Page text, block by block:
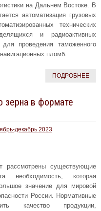
на Дальнем Востоке. В
автоматизация грузовых
технических
и радиоактивных
проведения таможенного
пломб.
ПОДРОБНЕЕ
зерна в формате
декабрь 2023
рассмотрены существующие
необходимость, которая
значение для мировой
России. Нормативные
качество продукции,